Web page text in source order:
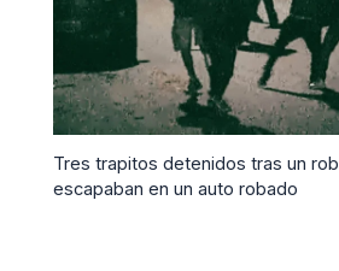
Tres trapitos detenidos tras un
escapaban en un auto robado